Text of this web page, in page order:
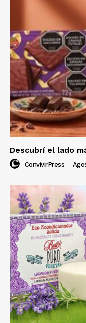
Descubrí el lado
ConvivirPress -